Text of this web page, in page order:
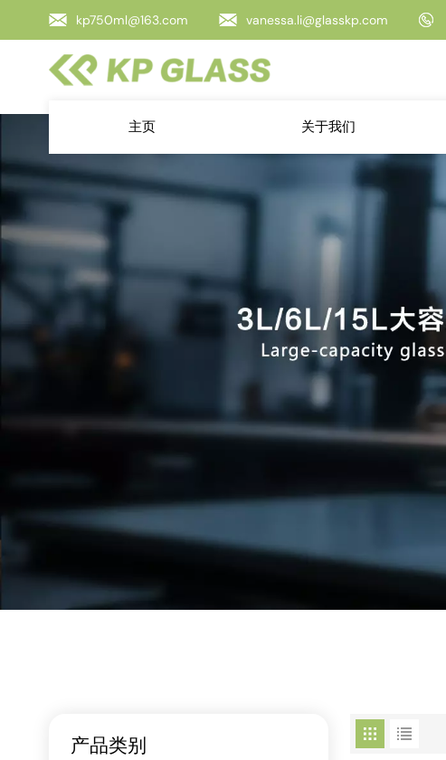
kp750ml@163.com vanessa.li@glasskp.com
主页 关于我们
产品类别